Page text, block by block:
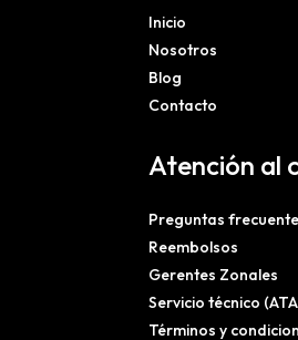
Inicio
Nosotros
Blog
Contacto
Atención al
Preguntas
Reembolsos
Gerentes Zonales
Servicio técnico
Términos y